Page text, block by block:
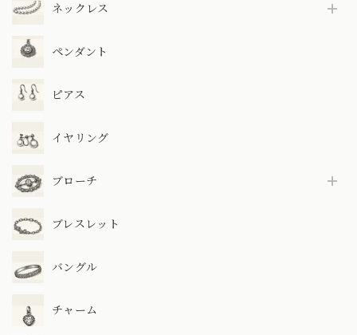
ネックレス
ペンダント
ピアス
イヤリング
ブローチ
ブレスレット
バングル
チャーム